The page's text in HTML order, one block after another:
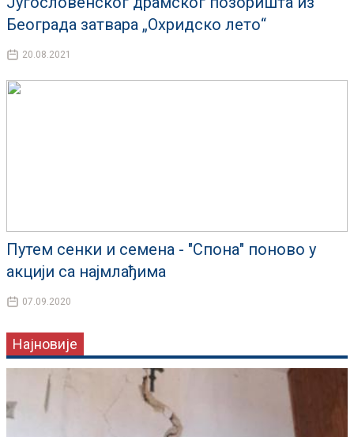
Београда затвара „Охридско лето“
20.08.2021
Путем сенки и семена - "Спона" поново у
акцији са најмлађима
07.09.2020
Најновије